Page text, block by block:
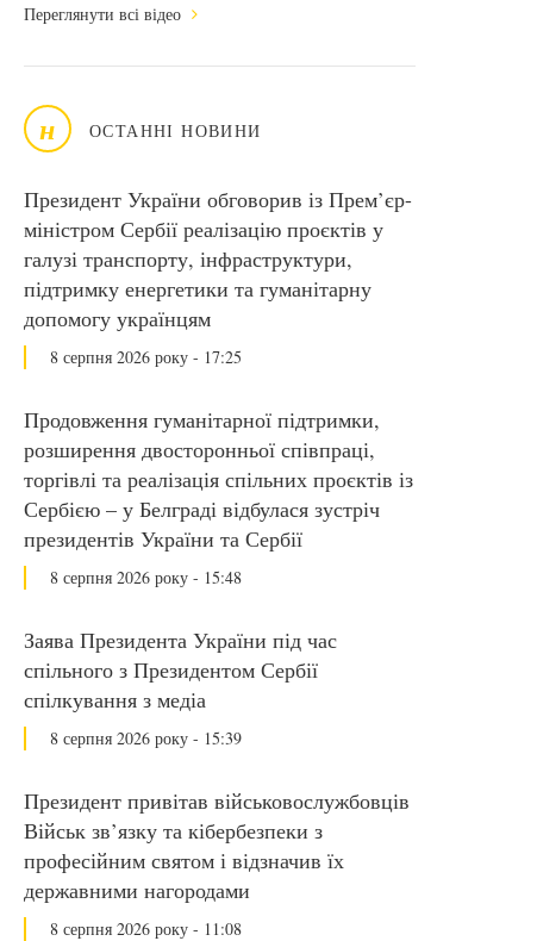
Переглянути всі відео
н ОСТАННІ НОВИНИ
Президент України обговорив із Прем’єр-
міністром Сербії реалізацію проєктів у
галузі транспорту, інфраструктури,
підтримку енергетики та гуманітарну
допомогу українцям
8 серпня 2026 року - 17:25
Продовження гуманітарної підтримки,
розширення двосторонньої співпраці,
торгівлі та реалізація спільних проєктів із
Сербією – у Белграді відбулася зустріч
президентів України та Сербії
8 серпня 2026 року - 15:48
Заява Президента України під час
спільного з Президентом Сербії
спілкування з медіа
8 серпня 2026 року - 15:39
Президент привітав військовослужбовців
Військ зв’язку та кібербезпеки з
професійним святом і відзначив їх
державними нагородами
8 серпня 2026 року - 11:08